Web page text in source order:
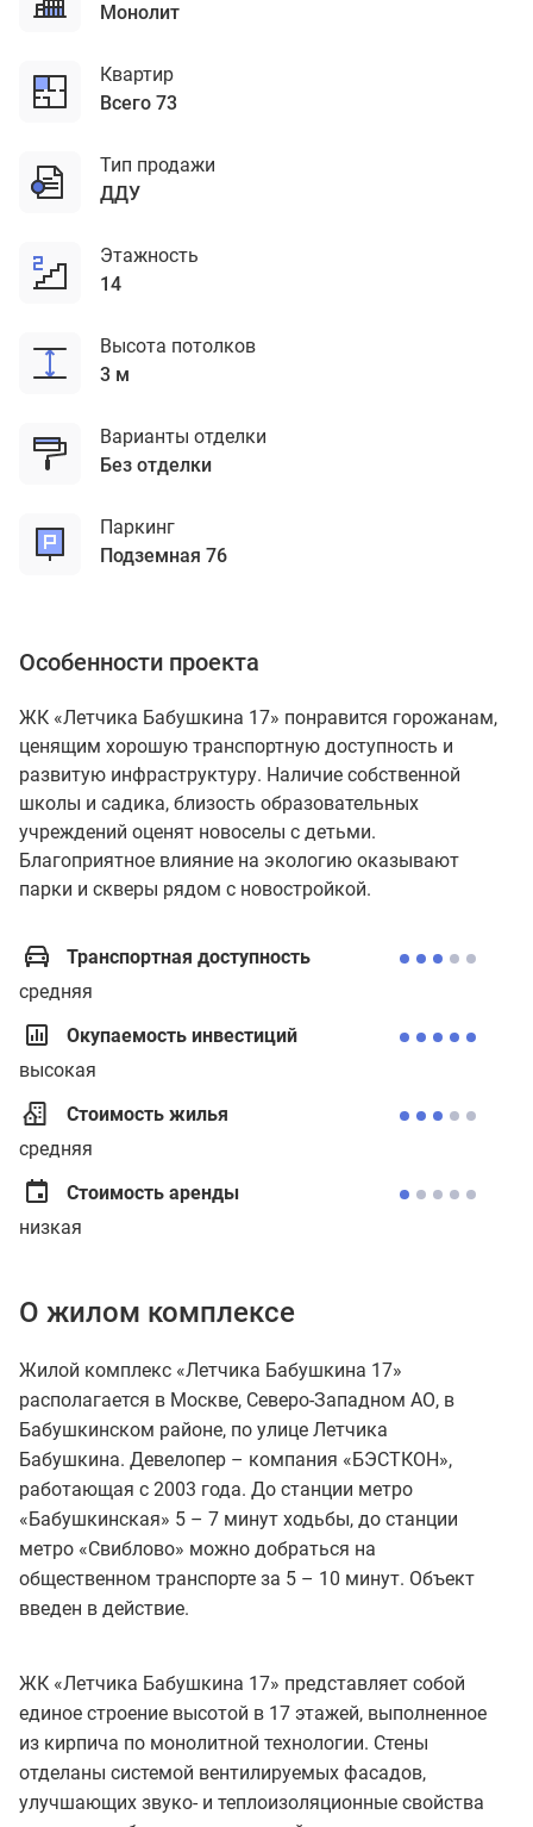
монолит
Квартир
Всего 73
Тип продажи
ДДУ
Этажность
14
Высота потолков
3 м
Варианты отделки
без отделки
Паркинг
подземная 76
Особенности проекта
ЖК «Летчика Бабушкина 17» понравится горожанам,
ценящим хорошую транспортную доступность и
развитую инфраструктуру. Наличие собственной
школы и садика, близость образовательных
учреждений оценят новоселы с детьми.
Благоприятное влияние на экологию оказывают
парки и скверы рядом с новостройкой.
Транспортная доступность
средняя
Окупаемость инвестиций
высокая
Стоимость жилья
средняя
Стоимость аренды
низкая
О жилом комплексе
Жилой комплекс «Летчика Бабушкина 17»
располагается в Москве, Северо-Западном АО, в
Бабушкинском районе, по улице Летчика
Бабушкина. Девелопер – компания «БЭСТКОН»,
работающая с 2003 года. До станции метро
«Бабушкинская» 5 – 7 минут ходьбы, до станции
метро «Свиблово» можно добраться на
общественном транспорте за 5 – 10 минут. Объект
введен в действие.
ЖК «Летчика Бабушкина 17» представляет собой
единое строение высотой в 17 этажей, выполненное
из кирпича по монолитной технологии. Стены
отделаны системой вентилируемых фасадов,
улучшающих звуко- и теплоизоляционные свойства